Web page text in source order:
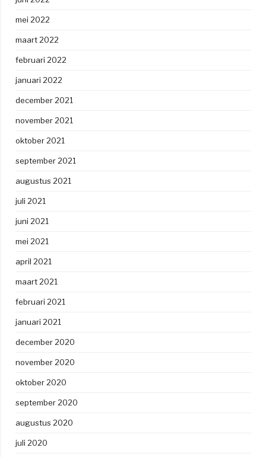
mei 2022
maart 2022
februari 2022
januari 2022
december 2021
november 2021
oktober 2021
september 2021
augustus 2021
juli 2021
juni 2021
mei 2021
april 2021
maart 2021
februari 2021
januari 2021
december 2020
november 2020
oktober 2020
september 2020
augustus 2020
juli 2020